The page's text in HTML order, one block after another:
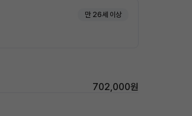
만 26세 이상
702,000원